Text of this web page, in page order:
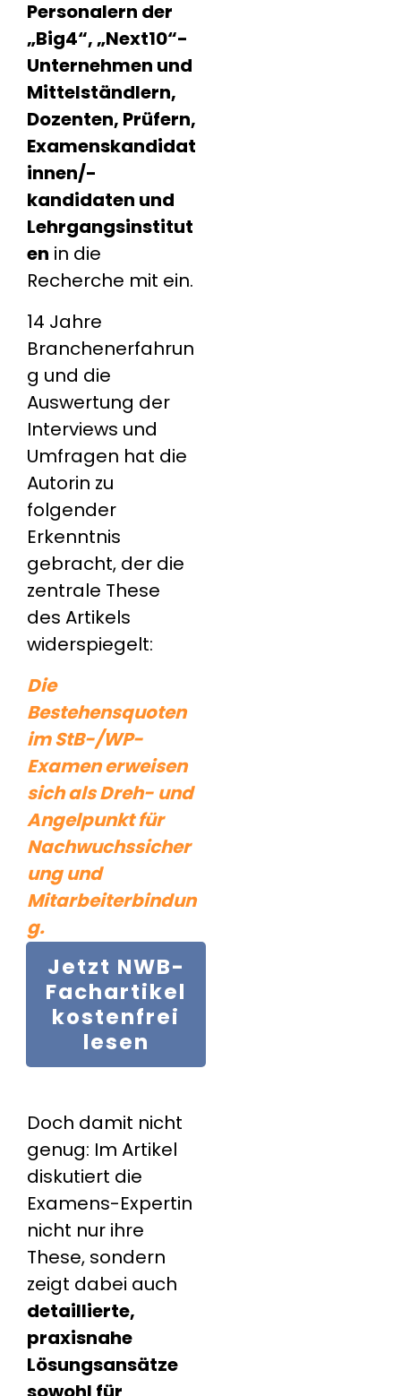
Personalern der
„Big4“, „Next10“-
Unternehmen und
Mittelständlern,
Dozenten, Prüfern,
Examenskandidat
innen/-
kandidaten und
Lehrgangsinstitut
en in die
Recherche mit ein.
14 Jahre
Branchenerfahrun
g und die
Auswertung der
Interviews und
Umfragen hat die
Autorin zu
folgender
Erkenntnis
gebracht, der die
zentrale These
des Artikels
widerspiegelt:
Die
Bestehensquoten
im StB-/WP-
Examen erweisen
sich als Dreh- und
Angelpunkt für
Nachwuchssicher
ung und
Mitarbeiterbindun
g.
Jetzt NWB-
Fachartikel
kostenfrei
lesen
Doch damit nicht
genug: Im Artikel
diskutiert die
Examens-Expertin
nicht nur ihre
These, sondern
zeigt dabei auch
detaillierte,
praxisnahe
Lösungsansätze